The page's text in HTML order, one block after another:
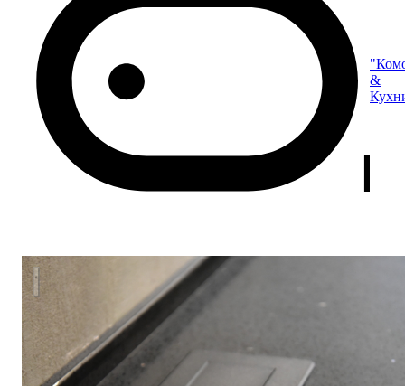
&
Кухня "MODERN" с островом.